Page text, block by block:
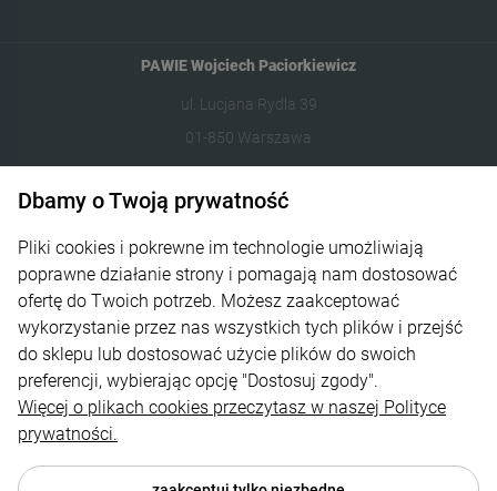
PAWIE Wojciech Paciorkiewicz
ul. Lucjana Rydla 39
01-850 Warszawa
609981005
Pomoc
Moje konto
Płatności i dostawa
O nas
Dbamy o Twoją prywatność
Pliki cookies i pokrewne im technologie umożliwiają
poprawne działanie strony i pomagają nam dostosować
ofertę do Twoich potrzeb. Możesz zaakceptować
wykorzystanie przez nas wszystkich tych plików i przejść
do sklepu lub dostosować użycie plików do swoich
preferencji, wybierając opcję "Dostosuj zgody".
Więcej o plikach cookies przeczytasz w naszej Polityce
prywatności.